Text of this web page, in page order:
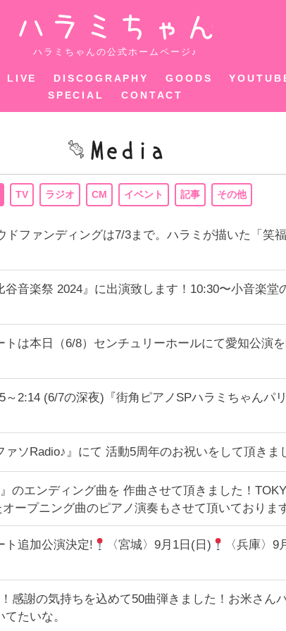
ハラミちゃん
ハラミちゃんの公式ホームページ♪
LIVE DISCOGRAPHY GOODS
SPECIAL
CONTACT
TV ラジオ CM イベント 記事 その他
ドファンディングは7/3まで。ハラミが描いた「笑
音楽祭 2024』に出演致します！10:30〜小音楽
は本日（6/8）センチュリーホールにて愛知公演
2:14 (6/7の深夜)『街角ピアノSPハラミちゃんパ
ァソRadio♪』にて 活動5周年のお祝いをして頂きま
のエンディング曲を 作曲させて頂きました！
ープニング曲のピアノ演奏もさせて頂いておりま
ト追加公演決定! 〈宮城〉9月1日(日) 〈兵庫〉9
感謝の気持ちを込めて50曲弾きました！お米さん
たいな。